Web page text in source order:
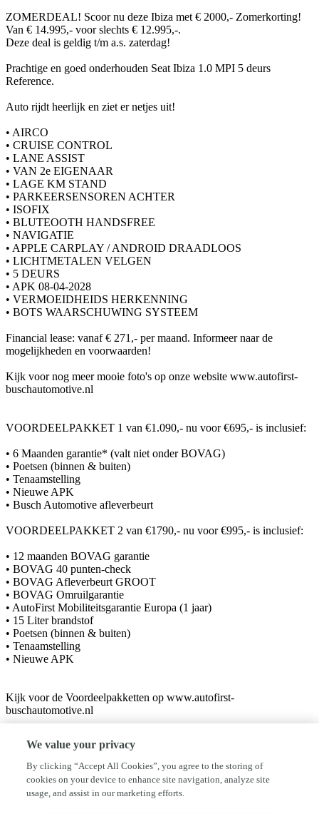
ZOMERDEAL! Scoor nu deze Ibiza met € 2000,- Zomerkorting!
Van € 14.995,- voor slechts € 12.995,-.
Deze deal is geldig t/m a.s. zaterdag!
Prachtige en goed onderhouden Seat Ibiza 1.0 MPI 5 deurs
Reference.
Auto rijdt heerlijk en ziet er netjes uit!
• AIRCO
• CRUISE CONTROL
• LANE ASSIST
• VAN 2e EIGENAAR
• LAGE KM STAND
• PARKEERSENSOREN ACHTER
• ISOFIX
• BLUTEOOTH HANDSFREE
• NAVIGATIE
• APPLE CARPLAY / ANDROID DRAADLOOS
• LICHTMETALEN VELGEN
• 5 DEURS
• APK 08-04-2028
• VERMOEIDHEIDS HERKENNING
• BOTS WAARSCHUWING SYSTEEM
Financial lease: vanaf € 271,- per maand. Informeer naar de
mogelijkheden en voorwaarden!
Kijk voor nog meer mooie foto's op onze website www.autofirst-
buschautomotive.nl
VOORDEELPAKKET 1 van €1.090,- nu voor €695,- is inclusief:
• 6 Maanden garantie* (valt niet onder BOVAG)
• Poetsen (binnen & buiten)
• Tenaamstelling
• Nieuwe APK
• Busch Automotive afleverbeurt
VOORDEELPAKKET 2 van €1790,- nu voor €995,- is inclusief:
• 12 maanden BOVAG garantie
• BOVAG 40 punten-check
• BOVAG Afleverbeurt GROOT
• BOVAG Omruilgarantie
• AutoFirst Mobiliteitsgarantie Europa (1 jaar)
• 15 Liter brandstof
• Poetsen (binnen & buiten)
• Tenaamstelling
• Nieuwe APK
Kijk voor de Voordeelpakketten op www.autofirst-
buschautomotive.nl
Welkom bij Busch Automotive
Busch Automotive is een bedrijf met ruim 28 jaar ervaring binnen de
Autobranche. Door onze ervaring met in- en verkoop van nieuwe en
gebruikte auto's bij gerenommeerde merkendealers en
We value your privacy
By clicking “Accept All Cookies”, you agree to the storing of
cookies on your device to enhance site navigation, analyze site
usage, and assist in our marketing efforts.